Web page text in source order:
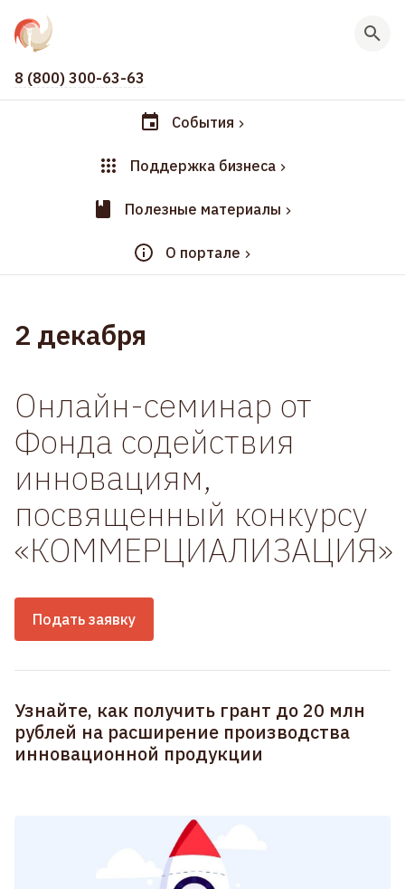
8 (800) 300-63-63
События
Поддержка бизнеса
Полезные материалы
О портале
2 декабря
Онлайн-семинар от
Фонда содействия
инновациям,
посвященный конкурсу
«КОММЕРЦИАЛИЗАЦИЯ»
Подать заявку
Узнайте, как получить грант до 20 млн
рублей на расширение производства
инновационной продукции